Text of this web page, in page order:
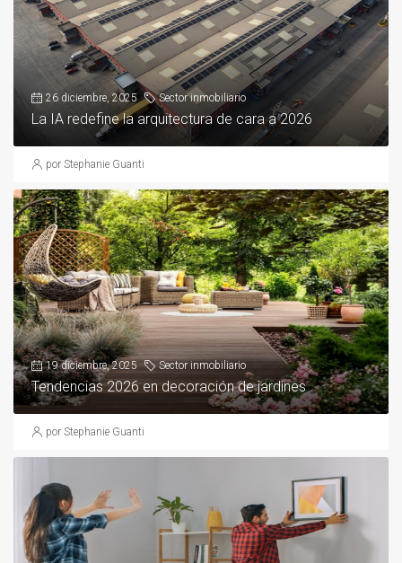
26 diciembre, 2025 Sector inmobiliario
La IA redefine la arquitectura de cara a 2026
por Stephanie Guanti
19 diciembre, 2025 Sector inmobiliario
Tendencias 2026 en decoración de jardines
por Stephanie Guanti